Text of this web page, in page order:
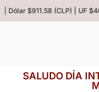
Dólar $911.58 (CLP) | UF
SALUDO DÍA